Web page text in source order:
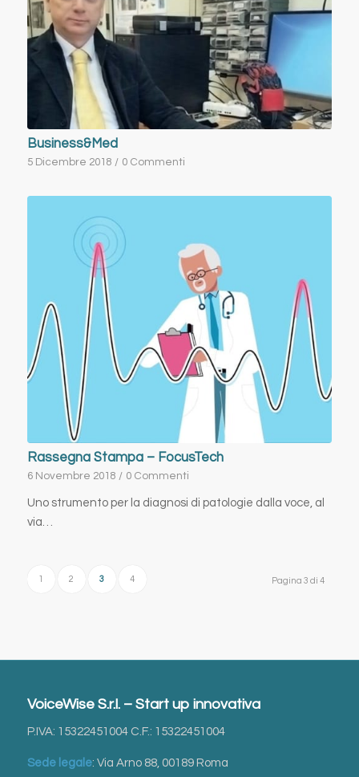
Business&Med
5 Dicembre 2018 / 0 Commenti
Rassegna Stampa – FocusTech
6 Novembre 2018 / 0 Commenti
Uno strumento per la diagnosi di patologie dalla voce, al
via…
Pagina 3 di 4
1 2 3 4
VoiceWise S.r.l. – Start up innovativa
P.IVA: 15322451004 C.F.: 15322451004
Sede legale: Via Arno 88, 00189 Roma